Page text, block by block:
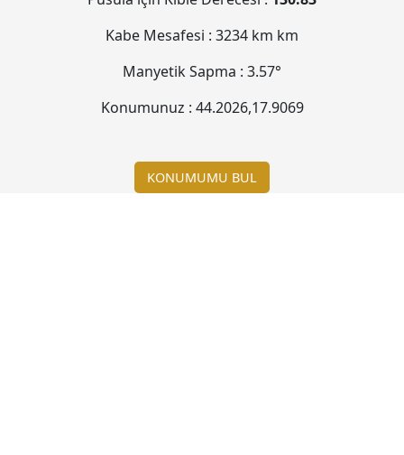
Kabe Mesafesi : 3234 km km
Manyetik Sapma : 3.57°
Konumunuz : 44.2026,17.9069
KONUMUMU BUL